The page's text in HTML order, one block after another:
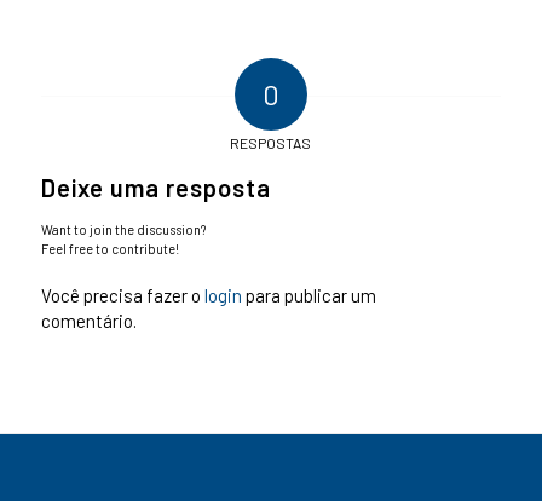
0
RESPOSTAS
Deixe uma resposta
Want to join the discussion?
Feel free to contribute!
Você precisa fazer o login para publicar um
comentário.